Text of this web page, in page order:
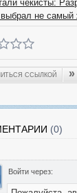
чекисты:
не самый
ССЫЛКОЙ »
(0)
Войти через: